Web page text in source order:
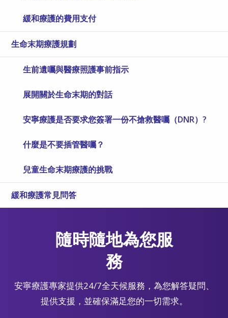
緩和療護的費用支付
生命末期療護規劃
生前遺囑與醫療照護事前指示
展開關於生命末期的對話
安寧療護是否要求您簽署一份不搶救醫囑（DNR）?
什麼是不要插管醫囑？
兒童生命末期療護的挑戰
緩和療護常見問答
隨時隨地為您服
務
安寧療護專家提供24/7全天候服務，為您解答疑問、
提供支援，並確保滿足您的一切需求。